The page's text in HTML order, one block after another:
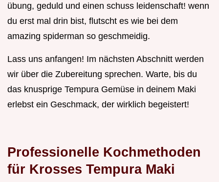
übung, geduld und einen schuss leidenschaft! wenn
du erst mal drin bist, flutscht es wie bei dem
amazing spiderman so geschmeidig.
Lass uns anfangen! Im nächsten Abschnitt werden
wir über die Zubereitung sprechen. Warte, bis du
das knusprige Tempura Gemüse in deinem Maki
erlebst ein Geschmack, der wirklich begeistert!
Professionelle Kochmethoden
für Krosses Tempura Maki